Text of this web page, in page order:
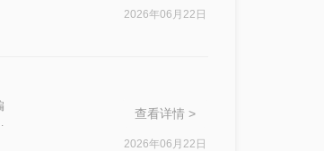
2026年06月22日
查看详情 >
2026年06月22日